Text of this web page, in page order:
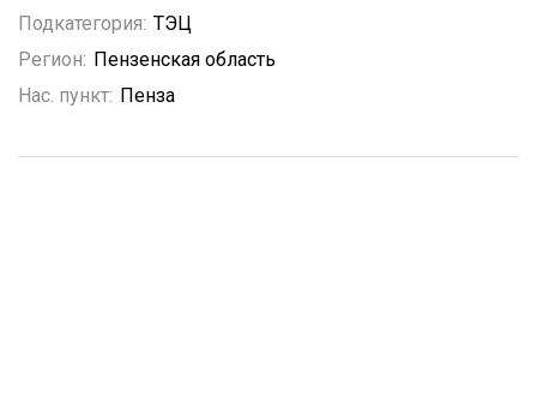
Подкатегория: ТЭЦ
Регион: Пензенская область
Нас. пункт: Пенза